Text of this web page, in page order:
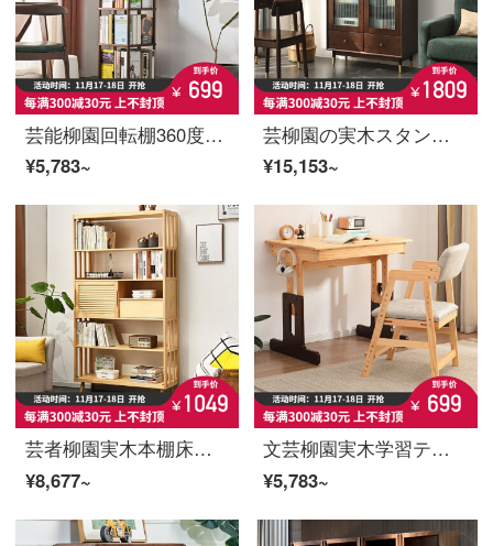
芸能柳園回転棚360度本棚収納書棚学生家庭用丸太棚シンプルかつ創意的な着地置物棚軽い贅沢品【5階くるみ色】
¥5,783~
芸柳園の実木スタンドはドアと物置棚を持っています。学生は家庭用大容量の部屋に収納棚があります。
¥15,153~
芸者柳園実木本棚床置き棚簡易書棚寝室リビングルーム学生用収納棚原木色
¥8,677~
文芸柳園実木学習テーブルは昇降学生机と机と椅子のセットに家庭用デスクと机とパソコンのテーブルを組み合わせて色のテーブルにぶつかることができます。
¥5,783~